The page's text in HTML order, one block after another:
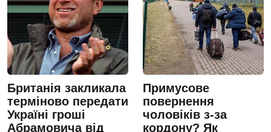
Британія закликала
терміново передати
Україні гроші
Абрамовича від
Примусове
повернення
чоловіків з-за
кордону? Як